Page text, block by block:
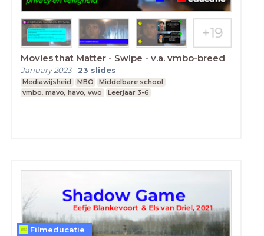
Movies that Matter - Swipe - v.a. vmbo-breed
January 2023- 23 slides
Mediawijsheid MBO
Middelbare school
vmbo, mavo, havo, vwo
Leerjaar 3-6
Filmeducatie